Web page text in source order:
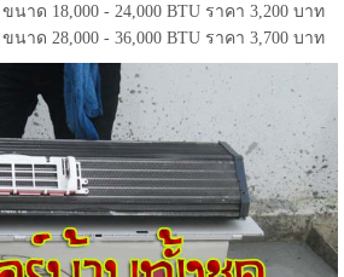
าด 18,000 - 24,000 BTU ราคา 3,200 บาท
าด 28,000 - 36,000 BTU ราคา 3,700 บาท